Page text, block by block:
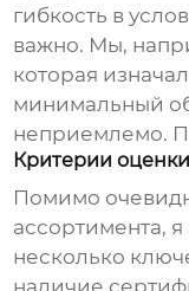
гибкость в
важно. Мы,
которая
минимальный
неприемлемо.
Критерии
Помимо
ассортимента,
несколько